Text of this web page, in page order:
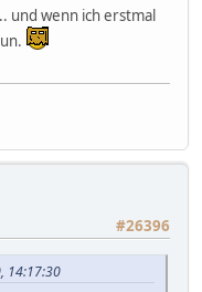
und wenn ich erstmal
#26396
14:17:30